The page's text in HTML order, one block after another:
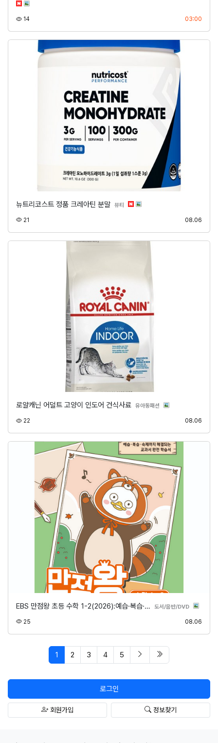
14조회 03:00
뉴트리코스트 정품 크레아틴 분말 뷰티 분류
21 08.06
로얄캐닌 어덜트 고양이 인도어 건식사료 유아동패션 분류
22 08.06
EBS 만점왕 초등 수학 1-2(2026):예습·복습·… 도서/음반/DVD분류
25 08.06
1 페이지 현재
2 3 4 5 다음 페이지
로그인
회원가입 정보찾기